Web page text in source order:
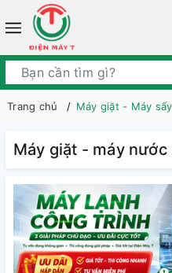
Trang chủ Máy giặt - Máy
Máy giặt - máy nước